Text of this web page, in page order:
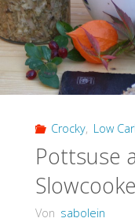
Crocky, Low
Pottsuse
Von sabolein